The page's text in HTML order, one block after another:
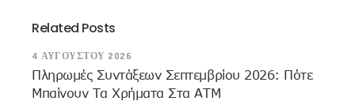
Related Posts
4 ΑΥΓΟΎΣΤΟΥ 2026
Πληρωμές Συντάξεων Σεπτεμβρίου 2026: Πότε
Μπαίνουν Τα Χρήματα Στα ΑΤΜ